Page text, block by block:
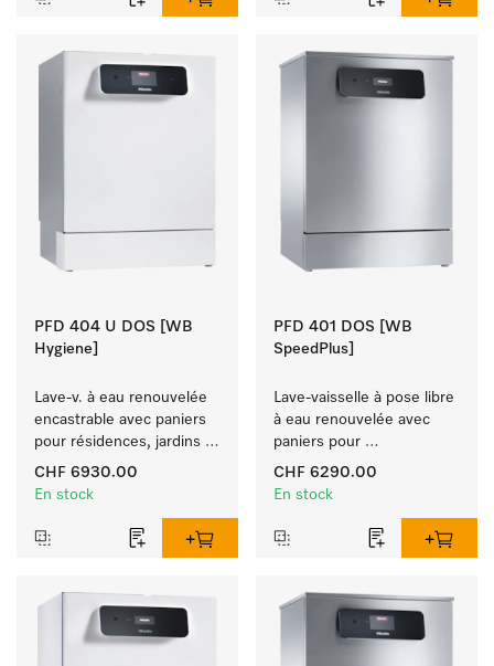
PFD 404 U DOS [WB
Hygiene]
Lave-v. à eau renouvelée
encastrable avec paniers
pour résidences, jardins
d'enfants et espaces à
exigence d'hygiène.
CHF 6930.00
En stock
PFD 401 DOS [WB
SpeedPlus]
Lave-vaisselle à pose libre
à eau renouvelée avec
paniers pour
établissements hôteliers,
les restaurants et les
CHF 6290.00
En stock